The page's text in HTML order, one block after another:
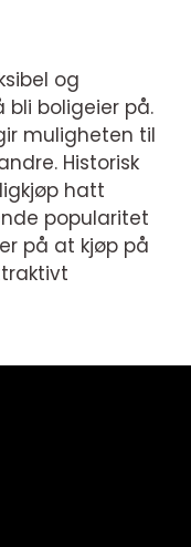
og
boligeier på.
muligheten til
Historisk
hatt
popularitet
på at kjøp på